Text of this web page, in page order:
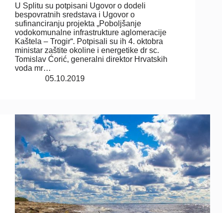
U Splitu su potpisani Ugovor o dodeli
bespovratnih sredstava i Ugovor o
sufinanciranju projekta „Poboljšanje
vodokomunalne infrastrukture aglomeracije
Kaštela – Trogir“. Potpisali su ih 4. oktobra
ministar zaštite okoline i energetike dr sc.
Tomislav Ćorić, generalni direktor Hrvatskih
voda mr…
05.10.2019